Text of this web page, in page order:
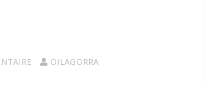
OILAGORRA